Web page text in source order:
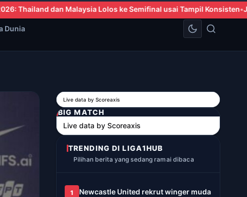
Semifinal usai Tampil Konsisten Joao Pedro Cetak Dua Gol,
Dunia
Live data by Scoreaxis
BIG MATCH
Live data by Scoreaxis
TRENDING DI LIGA1HUB
Pilihan berita yang sedang ramai dibaca
1
Newcastle United rekrut winger muda